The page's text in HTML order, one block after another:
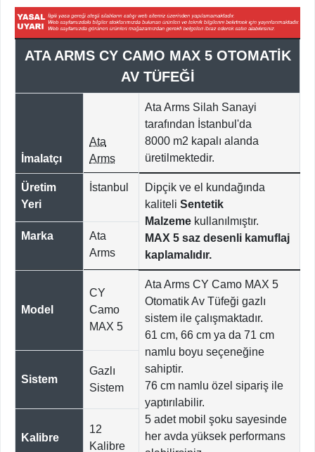
ATA ARMS CY CAMO MAX 5 OTOMATİK
AV TÜFEĞİ
İmalatçı
Ata
Arms
Ata Arms Silah Sanayi
tarafından İstanbul'da
8000 m2 kapalı alanda
üretilmektedir.
Üretim
Yeri
İstanbul
Dipçik ve el kundağında
kaliteli Sentetik
Malzeme kullanılmıştır.
MAX 5 saz desenli kamuflaj
kaplamalıdır.
Marka
Ata
Arms
Model
CY
Camo
MAX 5
Ata Arms CY Camo MAX 5
Otomatik Av Tüfeği gazlı
sistem ile çalışmaktadır.
61 cm, 66 cm ya da 71 cm
namlu boyu seçeneğine
sahiptir.
76 cm namlu özel sipariş ile
yaptırılabilir.
5 adet mobil şoku sayesinde
her avda yüksek performans
Sistem
Gazlı
Sistem
Kalibre
12
Kalibre